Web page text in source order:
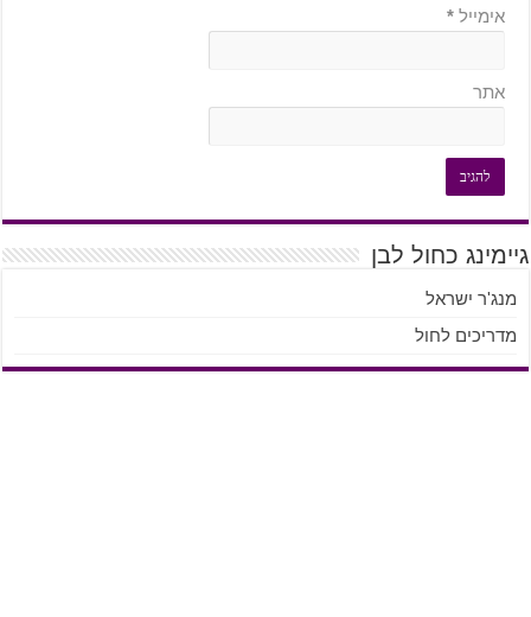
אימייל *
אתר
גיימינג כחול לבן
מנג'ר ישראל
מדריכים לחול